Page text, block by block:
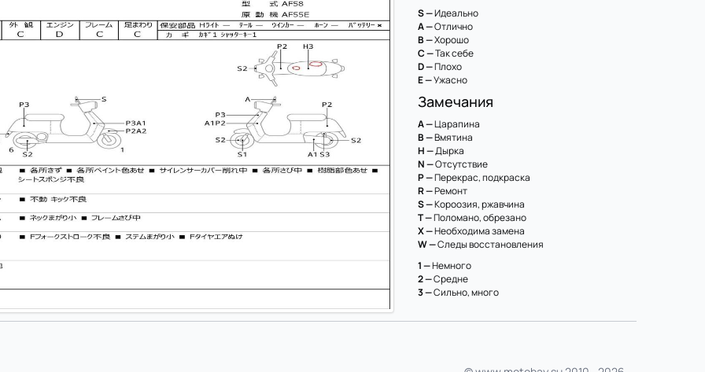
S —Идеально
A —Отлично
B —Хорошо
C —Так себе
D —Плохо
E —Ужасно
Замечания
A —Царапина
B —Вмятина
H —Дырка
N —Отсутствие
P —Перекрас, подкраска
R —Ремонт
S —Короозия, ржавчина
T —Поломано, обрезано
X —Необходима замена
W —Следы восстановления
1 —Немного
2 —Средне
3 —Сильно, много